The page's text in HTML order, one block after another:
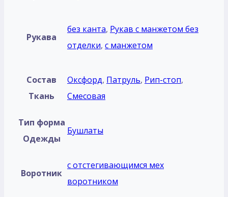
Рукава
без кантa, Рукав с манжетом без
отделки, с манжетом
Состав
Ткань
Оксфорд, Патруль, Рип-стоп,
Смесовая
Тип форма
Одежды
Бушлаты
Воротник
с отстегивающимся мех
воротником